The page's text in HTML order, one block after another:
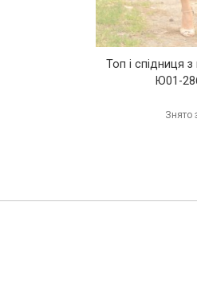
Топ і спідниця
Ю01-
Знято